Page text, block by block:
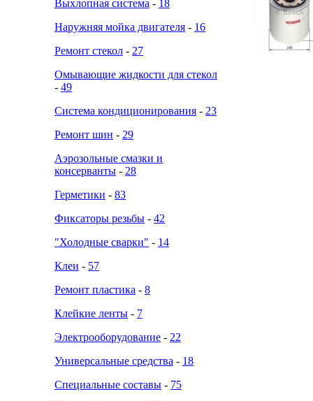
Выхлопная система - 18
Наружняя мойка двигателя - 16
Ремонт стекол - 27
Омывающие жидкости для стекол
- 49
Система кондиционирования - 23
Ремонт шин - 29
Аэрозольные смазки и
консерванты - 28
Герметики - 83
Фиксаторы резьбы - 42
"Холодные сварки" - 14
Клеи - 57
Ремонт пластика - 8
Клейкие ленты - 7
Электрооборудование - 22
Универсальные средства - 18
Специальные составы - 75